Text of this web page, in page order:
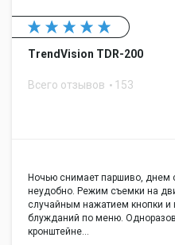
TrendVision TDR-200
Всего отзывов 153
Ночью снимает паршиво, днем
неудобно. Режим съемки на
случайным нажатием кнопки и
блужданий по меню.
кронштейне…